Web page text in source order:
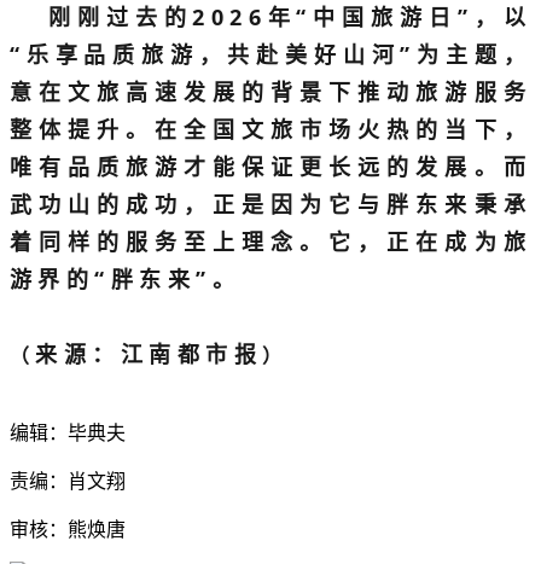
刚刚过去的2026年“中国旅游日”，以
“乐享品质旅游，共赴美好山河”为主题，
意在文旅高速发展的背景下推动旅游服务
整体提升。在全国文旅市场火热的当下，
唯有品质旅游才能保证更长远的发展。而
武功山的成功，正是因为它与胖东来秉承
着同样的服务至上理念。它，正在成为旅
游界的“胖东来”。
（来源：江南都市报 ）
编辑：毕典夫
责编：肖文翔
审核：熊焕唐